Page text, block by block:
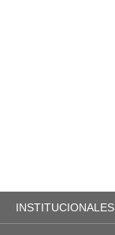
INSTITUCIONALES